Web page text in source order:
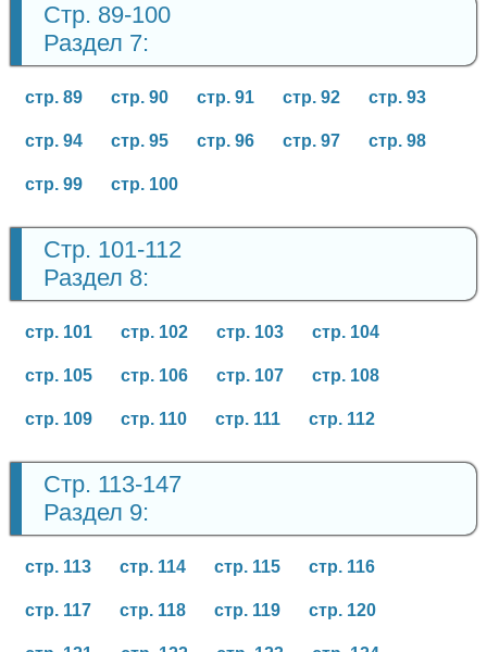
Стр. 89-100
Раздел 7:
стр. 89 стр. 90 стр. 91 стр. 92 стр. 93
стр. 94 стр. 95 стр. 96 стр. 97 стр. 98
стр. 99 стр. 100
Стр. 101-112
Раздел 8:
стр. 101 стр. 102 стр. 103 стр. 104
стр. 105 стр. 106 стр. 107 стр. 108
стр. 109 стр. 110 стр. 111 стр. 112
Стр. 113-147
Раздел 9:
стр. 113 стр. 114 стр. 115 стр. 116
стр. 117 стр. 118 стр. 119 стр. 120